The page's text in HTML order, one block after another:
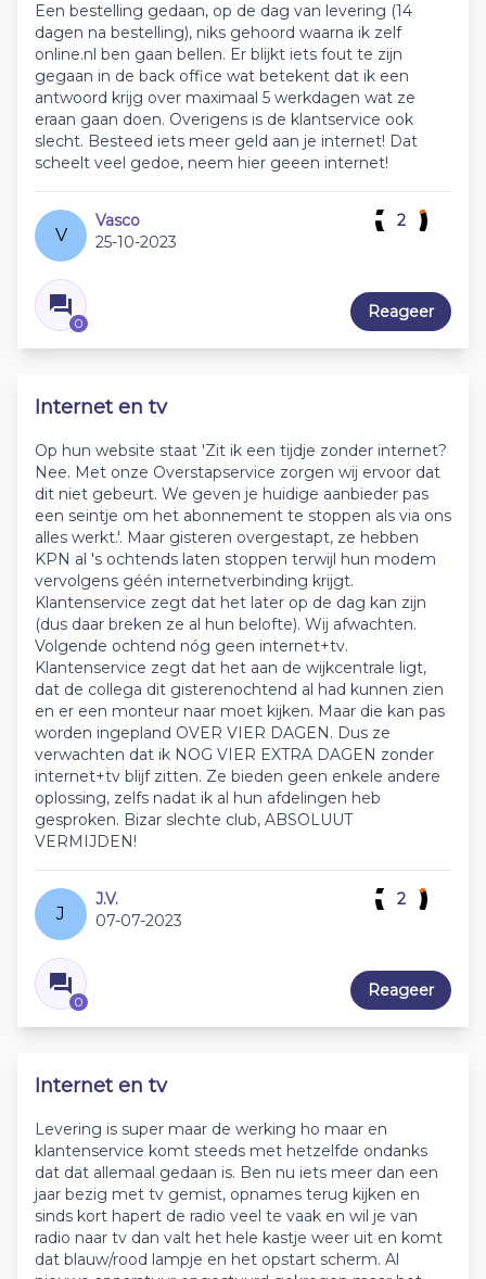
Een bestelling gedaan, op de dag van levering (14
dagen na bestelling), niks gehoord waarna ik zelf
online.nl ben gaan bellen. Er blijkt iets fout te zijn
gegaan in de back office wat betekent dat ik een
antwoord krijg over maximaal 5 werkdagen wat ze
eraan gaan doen. Overigens is de klantservice ook
slecht. Besteed iets meer geld aan je internet! Dat
scheelt veel gedoe, neem hier geeen internet!
V
Vasco
25-10-2023
0
2
Reageer
Internet en tv
Op hun website staat 'Zit ik een tijdje zonder internet?
Nee. Met onze Overstapservice zorgen wij ervoor dat
dit niet gebeurt. We geven je huidige aanbieder pas
een seintje om het abonnement te stoppen als via ons
alles werkt.'. Maar gisteren overgestapt, ze hebben
KPN al 's ochtends laten stoppen terwijl hun modem
vervolgens géén internetverbinding krijgt.
Klantenservice zegt dat het later op de dag kan zijn
(dus daar breken ze al hun belofte). Wij afwachten.
Volgende ochtend nóg geen internet+tv.
Klantenservice zegt dat het aan de wijkcentrale ligt,
dat de collega dit gisterenochtend al had kunnen zien
en er een monteur naar moet kijken. Maar die kan pas
worden ingepland OVER VIER DAGEN. Dus ze
verwachten dat ik NOG VIER EXTRA DAGEN zonder
internet+tv blijf zitten. Ze bieden geen enkele andere
oplossing, zelfs nadat ik al hun afdelingen heb
gesproken. Bizar slechte club, ABSOLUUT
VERMIJDEN!
J
J.V.
07-07-2023
0
2
Reageer
Internet en tv
Levering is super maar de werking ho maar en
klantenservice komt steeds met hetzelfde ondanks
dat dat allemaal gedaan is. Ben nu iets meer dan een
jaar bezig met tv gemist, opnames terug kijken en
sinds kort hapert de radio veel te vaak en wil je van
radio naar tv dan valt het hele kastje weer uit en komt
dat blauw/rood lampje en het opstart scherm. Al